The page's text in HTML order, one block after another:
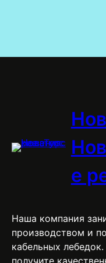
е
Наша компания
производством и
кабельных
получите